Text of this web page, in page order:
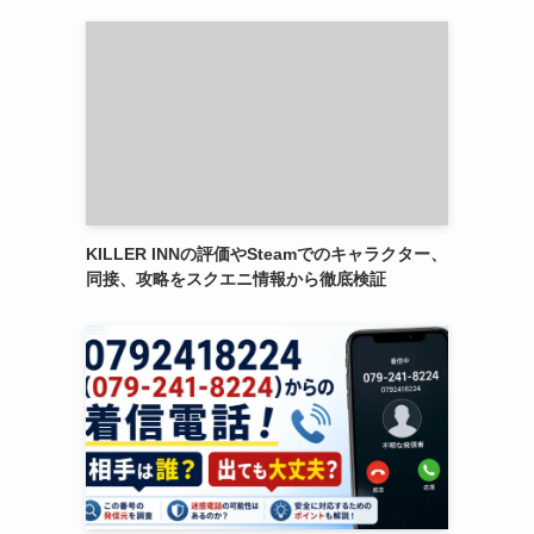
KILLER INNの評価やSteamでのキャラクター、
同接、攻略をスクエニ情報から徹底検証